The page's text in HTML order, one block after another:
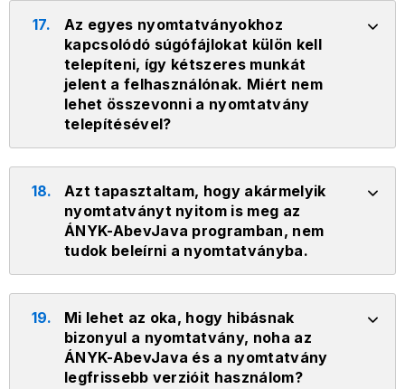
17.
Az egyes nyomtatványokhoz
kapcsolódó súgófájlokat külön kell
telepíteni, így kétszeres munkát
jelent a felhasználónak. Miért nem
lehet összevonni a nyomtatvány
telepítésével?
18.
Azt tapasztaltam, hogy akármelyik
nyomtatványt nyitom is meg az
ÁNYK-AbevJava programban, nem
tudok beleírni a nyomtatványba.
19.
Mi lehet az oka, hogy hibásnak
bizonyul a nyomtatvány, noha az
ÁNYK-AbevJava és a nyomtatvány
legfrissebb verzióit használom?